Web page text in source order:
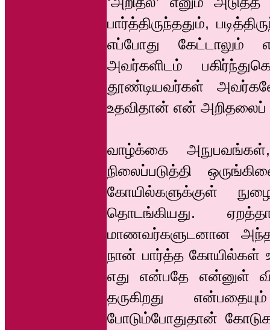
பார்த்திருந்ததும்,
எப்போது கேட்டாலும்
அவர்களிடம்
தூண்டியவர்கள்
உதவிதான் என் அறிதலைப்
வாழ்க்கை
நிலைப்படுத்தி
கோயில்களுக்குள்
தொடங்கியது.
மாணவர்களுடனான
நான் பார்த்த கோயில்கள்
எது என்பதே என்னுள்
தருகிறது
போடும்போதுதான்